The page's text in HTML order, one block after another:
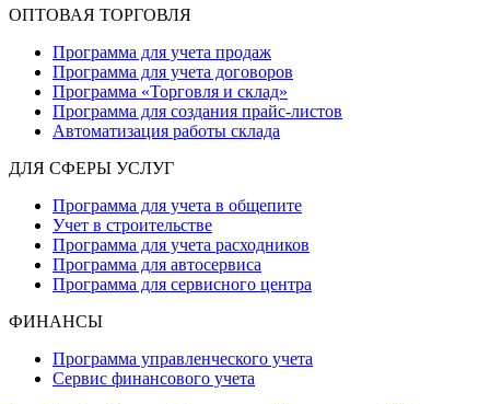
ОПТОВАЯ ТОРГОВЛЯ
Программа для учета продаж
Программа для учета договоров
Программа «Торговля и склад»
Программа для создания прайс‑листов
Автоматизация работы склада
ДЛЯ СФЕРЫ УСЛУГ
Программа для учета в общепите
Учет в строительстве
Программа для учета расходников
Программа для автосервиса
Программа для сервисного центра
ФИНАНСЫ
Программа управленческого учета
Сервис финансового учета